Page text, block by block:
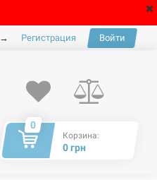
→ Регистрация Войти
0
Корзина:
0 грн